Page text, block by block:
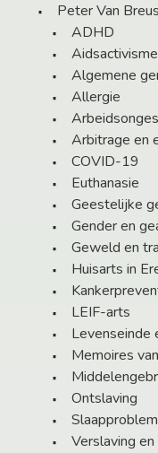
Peter Van
ADHD
Algemene
Allergie
Arbitrage en
COVID-19
Euthanasie
Geestelijke
Gender en
Geweld en
Huisarts in
LEIF-arts
Levenseinde
Memoires
Ontslaving
Verslaving